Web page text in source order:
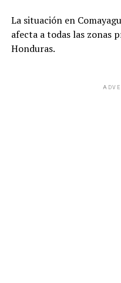
La situación en
afecta a todas las zonas
Honduras.